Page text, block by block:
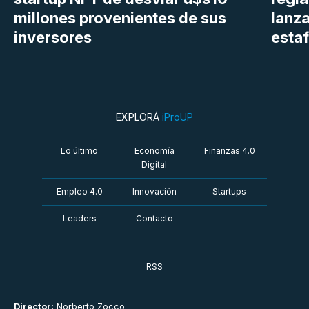
millones provenientes de sus
inversores
Director: Norberto Zocco
EXPLORÁ iProUP
Lo último
Economía
Digital
Finanzas 4.0
Empleo 4.0 Innovación Startups
Leaders Contacto
RSS